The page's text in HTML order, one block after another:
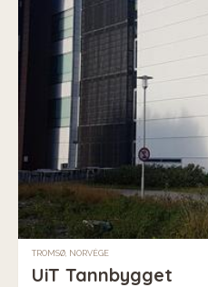
TROMSØ, NORVÈGE
UiT Tannbygget